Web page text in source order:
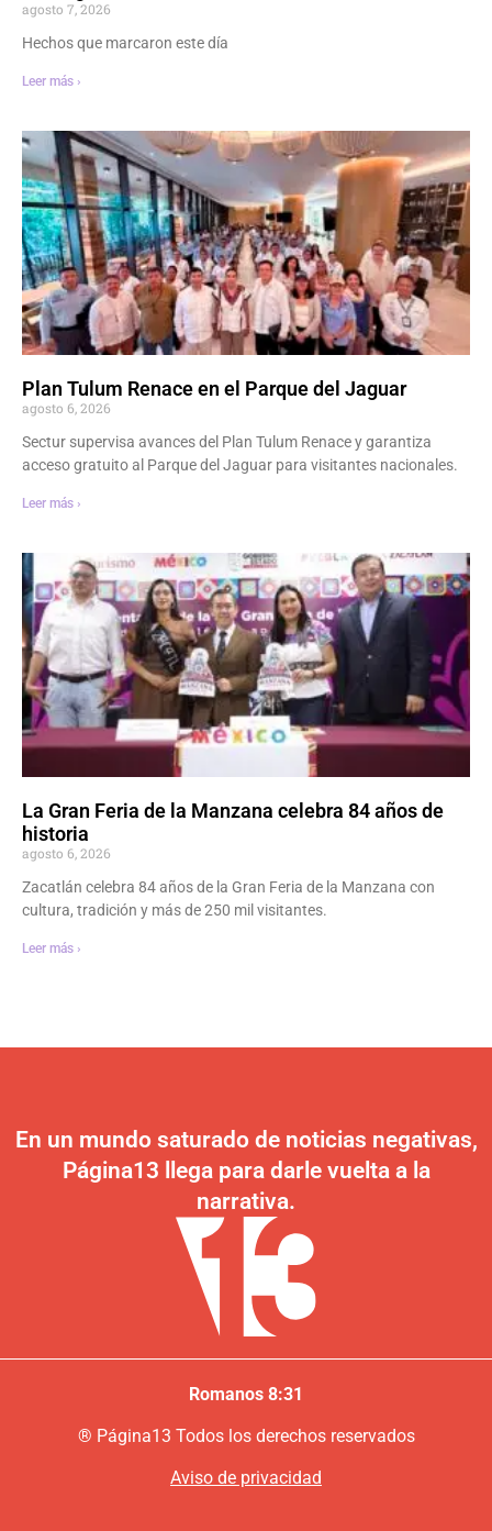
agosto 7, 2026
Hechos que marcaron este día
Leer más ›
Plan Tulum Renace en el Parque del Jaguar
agosto 6, 2026
Sectur supervisa avances del Plan Tulum Renace y garantiza
acceso gratuito al Parque del Jaguar para visitantes nacionales.
Leer más ›
La Gran Feria de la Manzana celebra 84 años de
historia
agosto 6, 2026
Zacatlán celebra 84 años de la Gran Feria de la Manzana con
cultura, tradición y más de 250 mil visitantes.
Leer más ›
En un mundo saturado de noticias negativas,
Página13 llega para darle vuelta a la
narrativa.
Romanos 8:31
® Página13 Todos los derechos reservados
Aviso de privacidad